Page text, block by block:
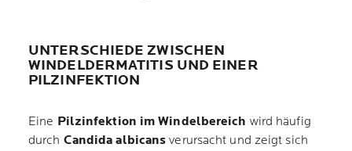
UNTERSCHIEDE ZWISCHEN
WINDELDERMATITIS UND EINER
PILZINFEKTION
Eine Pilzinfektion im Windelbereich wird häufig
durch Candida albicans verursacht und zeigt sich